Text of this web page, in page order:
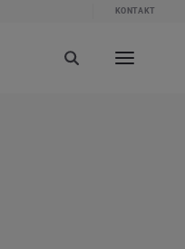
KONTAKT